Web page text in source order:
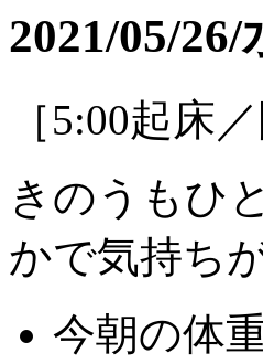
2021/05/26/
［5:00起床
きのうもひ
かで気持ち
今朝の体